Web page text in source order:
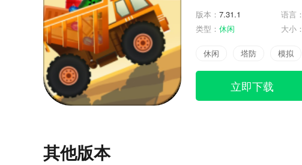
版本： 7.31.1 语言：
类型： 休闲 大小：
休闲 塔防 模拟
立即下载
其他版本